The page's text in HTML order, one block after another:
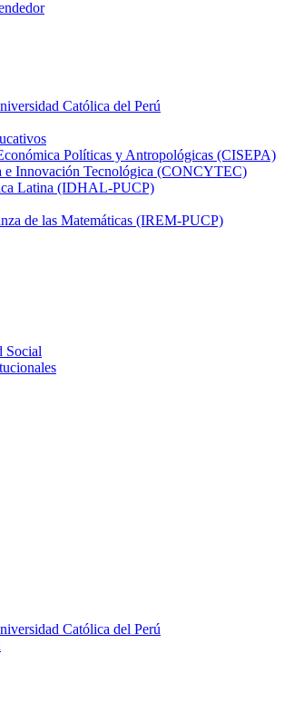
Católica del Perú
Políticas y Antropológicas (CISEPA)
e Innovación Tecnológica (CONCYTEC)
Latina (IDHAL-PUCP)
de las Matemáticas (IREM-PUCP)
Social
Católica del Perú